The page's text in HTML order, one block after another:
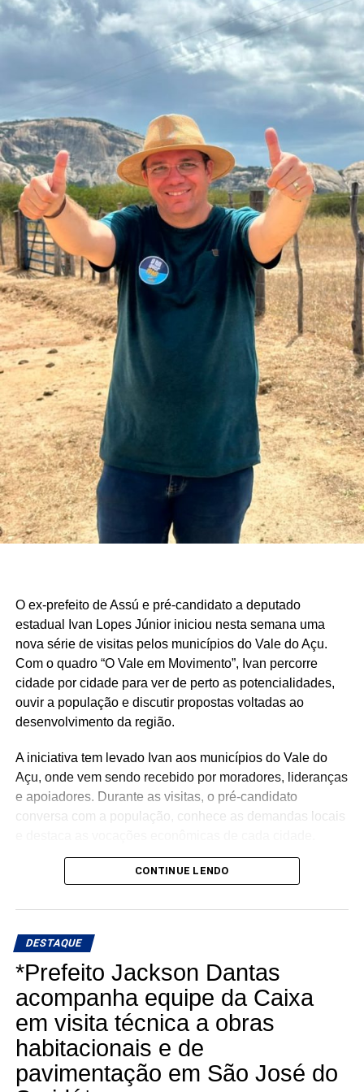
resultados positivos em indicadores fiscais e
previdenciários municipais ao final de 2024, também
revelou passivos, como R$ 862,9 milhões em restos a
pagar e 46 obras paralisadas ou inacabadas, muitas
delas sob justificativa de falta de pagamento.
Embora o plano de governo apresente 22 metas para os
cem primeiros dias de gestão, o documento não oferece
uma projeção consolidada de custos ou uma hierarquia
de prioridades. A viabilidade das propostas permanece
condicionada à capacidade fiscal, deixando em aberto a
questão de como o Estado poderá, simultaneamente,
expandir despesas permanentes e realizar ajustes
orçamentários profundos sem comprometer o equilíbrio
das contas públicas.
O ex-prefeito de Assú e pré-candidato a deputado
estadual Ivan Lopes Júnior iniciou nesta semana uma
nova série de visitas pelos municípios do Vale do Açu.
Com o quadro “O Vale em Movimento”, Ivan percorre
cidade por cidade para ver de perto as potencialidades,
ouvir a população e discutir propostas voltadas ao
desenvolvimento da região.
A iniciativa tem levado Ivan aos municípios do Vale do
Açu, onde vem sendo recebido por moradores, lideranças
e apoiadores. Durante as visitas, o pré-candidato
conversa com a população, conhece as demandas locais
Segundo Ivan, o objetivo é construir um projeto que
características de cada município e defendendo
oportunidades para a população.
“O Vale do Açu tem força, história e um enorme potencial
de crescimento. Quando uma cidade cresce, toda a
região cresce junto”, tem afirmado Ivan durante a série de
encontros.
A proposta do quadro é mostrar que cada município
CONTINUE LENDO
DESTAQUE
*Prefeito Jackson Dantas
acompanha equipe da Caixa
em visita técnica a obras
habitacionais e de
pavimentação em São José do